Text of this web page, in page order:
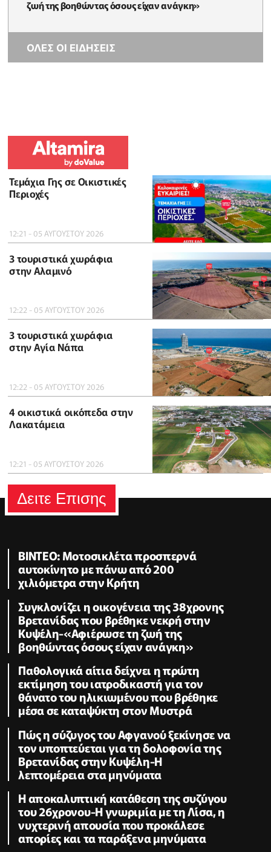
ζωή της βοηθώντας όσους είχαν ανάγκη»
ΟΛΕΣ ΟΙ ΕΙΔΗΣΕΙΣ
Τεμάχια Γης σε Οικιστικές
Περιοχές
12:21 - 05 ΑΥΓΟΥΣΤΟΥ 2026
3 τουριστικά χωράφια
στην Αλαμινό
12:22 - 05 ΑΥΓΟΥΣΤΟΥ 2026
3 τουριστικά χωράφια
στην Αγία Νάπα
12:22 - 05 ΑΥΓΟΥΣΤΟΥ 2026
4 οικιστικά οικόπεδα στην
Λακατάμεια
12:21 - 05 ΑΥΓΟΥΣΤΟΥ 2026
Δειτε Επισης
ΒΙΝΤΕΟ: Μοτοσικλέτα προσπερνά
αυτοκίνητο με πάνω από 200
χιλιόμετρα στην Κρήτη
Συγκλονίζει η οικογένεια της 38χρονης
Βρετανίδας που βρέθηκε νεκρή στην
Κυψέλη-«Αφιέρωσε τη ζωή της
βοηθώντας όσους είχαν ανάγκη»
Παθολογικά αίτια δείχνει η πρώτη
εκτίμηση του ιατροδικαστή για τον
θάνατο του ηλικιωμένου που βρέθηκε
μέσα σε καταψύκτη στον Μυστρά
Πώς η σύζυγος του Αφγανού ξεκίνησε να
τον υποπτεύεται για τη δολοφονία της
Βρετανίδας στην Κυψέλη-Η
λεπτομέρεια στα μηνύματα
Η αποκαλυπτική κατάθεση της συζύγου
του 26χρονου-Η γνωριμία με τη Λίσα, η
νυχτερινή απουσία που προκάλεσε
απορίες και τα παράξενα μηνύματα